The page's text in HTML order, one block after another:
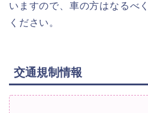
いますので、車の方はなるべ
ください。
交通規制情報